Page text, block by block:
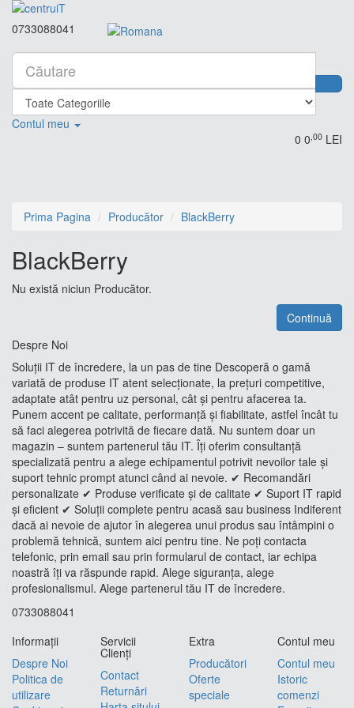
0733088041
Contul meu
0 0,00 LEI
Prima Pagina Producător BlackBerry
BlackBerry
Nu există niciun Producător.
Continuă
Despre Noi
Soluții IT de încredere, la un pas de tine Descoperă o gamă
variată de produse IT atent selecționate, la prețuri competitive,
adaptate atât pentru uz personal, cât și pentru afacerea ta.
Punem accent pe calitate, performanță și fiabilitate, astfel încât tu
să faci alegerea potrivită de fiecare dată. Nu suntem doar un
magazin – suntem partenerul tău IT. Îți oferim consultanță
specializată pentru a alege echipamentul potrivit nevoilor tale și
suport tehnic prompt atunci când ai nevoie. ✔ Recomandări
personalizate ✔ Produse verificate și de calitate ✔ Suport IT rapid
și eficient ✔ Soluții complete pentru acasă sau business Indiferent
dacă ai nevoie de ajutor în alegerea unui produs sau întâmpini o
problemă tehnică, suntem aici pentru tine. Ne poți contacta
telefonic, prin email sau prin formularul de contact, iar echipa
noastră îți va răspunde rapid. Alege siguranța, alege
profesionalismul. Alege partenerul tău IT de încredere.
0733088041
Informaţii
Despre Noi
Politica de
utilizare
Servicii
Clienţi
Contact
Returnări
Extra
Producători
Oferte
speciale
Contul meu
Contul meu
Istoric
comenzi